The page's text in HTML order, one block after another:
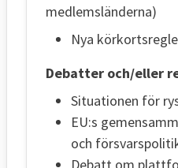
medlemsländerna)
Nya
Debatter och/eller
Situationen för
EU:s
och
Debatt om